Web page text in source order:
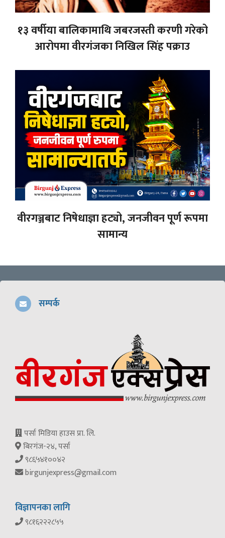
१३ वर्षीया बालिकामाथि जबरजस्ती करणी गरेको
आरोपमा वीरगंजका निखिल सिंह पक्राउ
वीरगञ्जबाट निषेधाज्ञा हट्यो, जनजीवन पूर्ण रूपमा
सामान्य
सम्पर्क
पर्सा मिडिया हाउस प्रा. लि.
बिरगंज-२४, पर्सा
९८६५४१००४२
birgunjexpress@gmail.com
विज्ञापनका लागि
९८१६२२२८५५